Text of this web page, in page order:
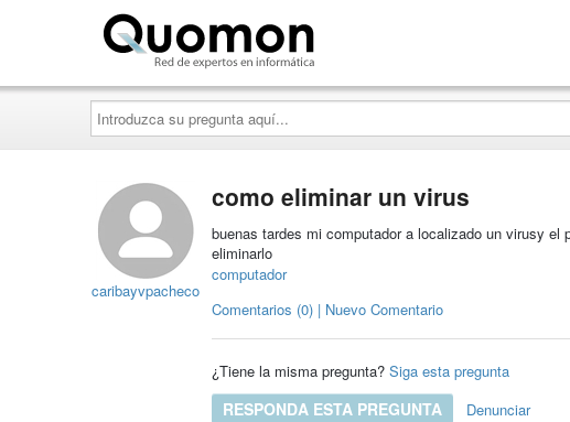
Introduzca
su
pregunta
aquí...
caribayvpacheco
como eliminar un virus
buenas tardes mi computador a localizado un virusy
eliminarlo
computador
Comentarios (0) | Nuevo Comentario
¿Tiene la misma pregunta? Siga esta pregunta
RESPONDA ESTA PREGUNTA Denunciar